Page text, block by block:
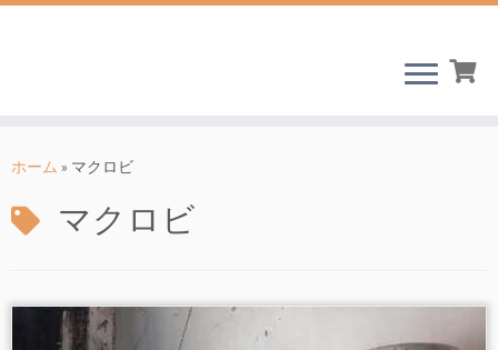
ン
ン
ホーム » マクロビ
マクロビ